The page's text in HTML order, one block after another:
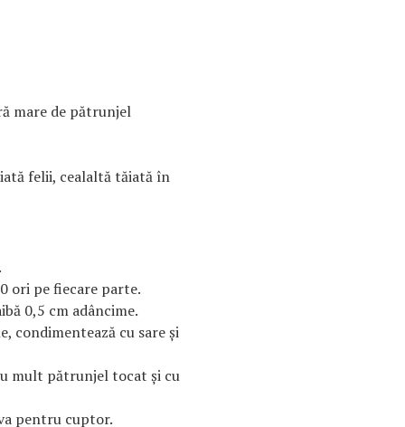
mare de pătrunjel
felii, cealaltă tăiată în
ori pe fiecare parte.
0,5 cm adâncime.
condimentează cu sare şi
mult pătrunjel tocat şi cu
pentru cuptor.